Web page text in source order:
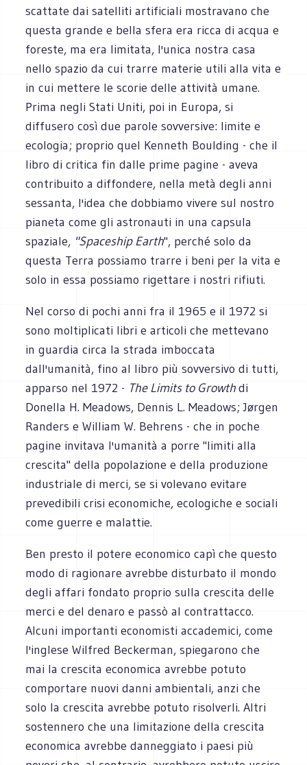
scattate dai satelliti artificiali mostravano che
questa grande e bella sfera era ricca di acqua e
foreste, ma era limitata, l'unica nostra casa
nello spazio da cui trarre materie utili alla vita e
in cui mettere le scorie delle attività umane.
Prima negli Stati Uniti, poi in Europa, si
diffusero così due parole sovversive: limite e
ecologia; proprio quel Kenneth Boulding - che il
libro di critica fin dalle prime pagine - aveva
contribuito a diffondere, nella metà degli anni
sessanta, l'idea che dobbiamo vivere sul nostro
pianeta come gli astronauti in una capsula
spaziale, "Spaceship Earth", perché solo da
questa Terra possiamo trarre i beni per la vita e
solo in essa possiamo rigettare i nostri rifiuti.
Nel corso di pochi anni fra il 1965 e il 1972 si
sono moltiplicati libri e articoli che mettevano
in guardia circa la strada imboccata
dall'umanità, fino al libro più sovversivo di tutti,
apparso nel 1972 - The Limits to Growthdi
Donella H. Meadows, Dennis L. Meadows; Jørgen
Randers e William W. Behrens - che in poche
pagine invitava l'umanità a porre "limiti alla
crescita" della popolazione e della produzione
industriale di merci, se si volevano evitare
prevedibili crisi economiche, ecologiche e sociali
come guerre e malattie.
Ben presto il potere economico capì che questo
modo di ragionare avrebbe disturbato il mondo
degli affari fondato proprio sulla crescita delle
merci e del denaro e passò al contrattacco.
Alcuni importanti economisti accademici, come
l'inglese Wilfred Beckerman, spiegarono che
mai la crescita economica avrebbe potuto
comportare nuovi danni ambientali, anzi che
solo la crescita avrebbe potuto risolverli. Altri
sostennero che una limitazione della crescita
economica avrebbe danneggiato i paesi più